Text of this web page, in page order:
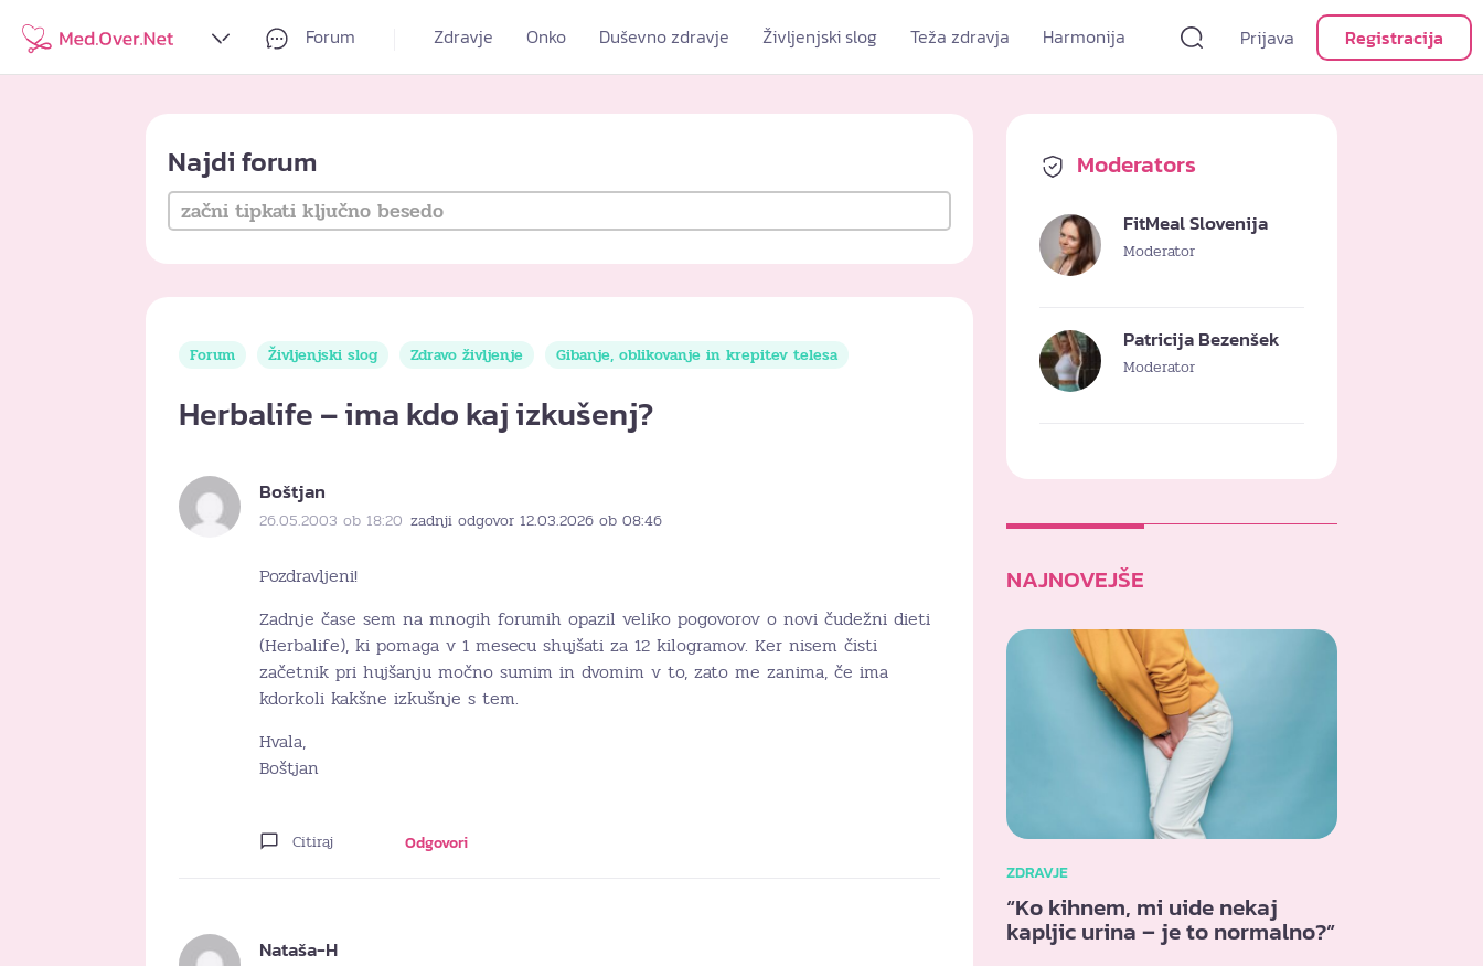
Forum Zdravje Onko Duševno zdravje Življenjski slog Teža zdravja Harmonija Prijava Registracija
Najdi forum
Forum Življenjski slog Zdravo življenje Gibanje, oblikovanje in krepitev telesa
Herbalife – ima kdo kaj izkušenj?
Boštjan
26.05.2003 ob 18:20 zadnji odgovor 12.03.2026 ob 08:46
Pozdravljeni!
Zadnje čase sem na mnogih forumih opazil veliko pogovorov o novi čudežni dieti
(Herbalife), ki pomaga v 1 mesecu shujšati za 12 kilogramov. Ker nisem čisti
začetnik pri hujšanju močno sumim in dvomim v to, zato me zanima, če ima
kdorkoli kakšne izkušnje s tem.
Hvala,
Boštjan
Citiraj Odgovori
Nataša-H
Moderators
FitMeal Slovenija
Moderator
Patricija Bezenšek
Moderator
NAJNOVEJŠE
ZDRAVJE
“Ko kihnem, mi uide nekaj
kapljic urina – je to normalno?”